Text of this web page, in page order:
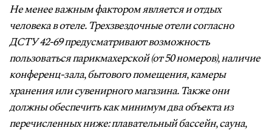
Не менее важным фактором является и отдых
человека в отеле. Трехзвездочные отели согласно
ДСТУ 42-69 предусматривают возможность
пользоваться парикмахерской (от 50 номеров), наличие
конференц-зала, бытового помещения, камеры
хранения или сувенирного магазина. Также они
должны обеспечить как минимум два объекта из
перечисленных ниже: плавательный бассейн, сауна,